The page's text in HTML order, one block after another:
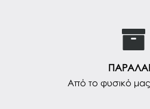
Από το φυσικό